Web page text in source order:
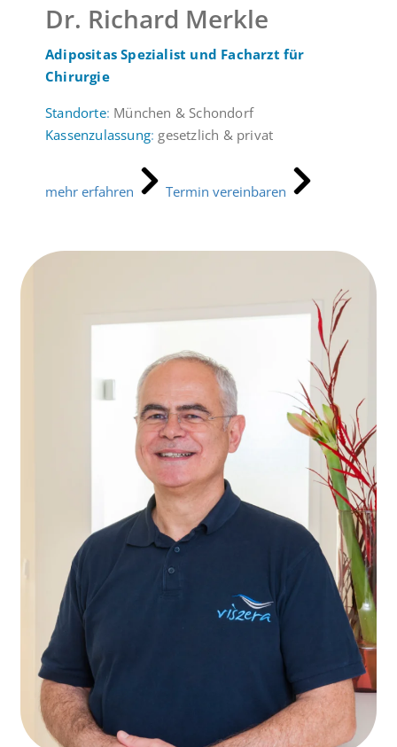
Dr. Richard Merkle
Adipositas Spezialist und Facharzt für
Chirurgie
Standorte: München & Schondorf
Kassenzulassung: gesetzlich & privat
mehr erfahren Termin vereinbaren